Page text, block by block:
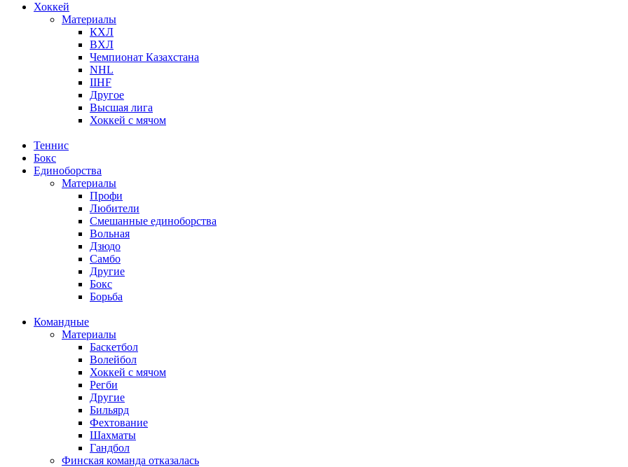
Хоккей
Материалы
КХЛ
ВХЛ
Чемпионат Казахстана
NHL
IIHF
Другое
Высшая лига
Хоккей с мячом
Теннис
Бокс
Единоборства
Материалы
Профи
Любители
Смешанные единоборства
Вольная
Дзюдо
Самбо
Другие
Бокс
Борьба
Командные
Материалы
Баскетбол
Волейбол
Хоккей с мячом
Регби
Другие
Бильярд
Фехтование
Шахматы
Гандбол
Финская команда отказалась